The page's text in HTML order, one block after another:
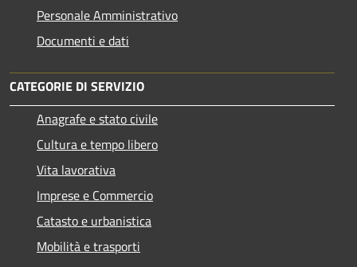
Personale Amministrativo
Documenti e dati
CATEGORIE DI SERVIZIO
Anagrafe e stato civile
Cultura e tempo libero
Vita lavorativa
Imprese e Commercio
Catasto e urbanistica
Mobilità e trasporti